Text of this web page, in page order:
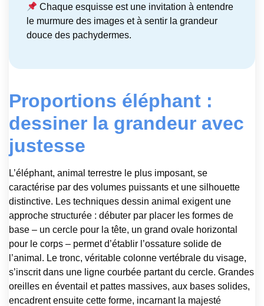
Chaque esquisse est une invitation à entendre
le murmure des images et à sentir la grandeur
douce des pachydermes.
Proportions éléphant :
dessiner la grandeur avec
justesse
L’éléphant, animal terrestre le plus imposant, se
caractérise par des volumes puissants et une silhouette
distinctive. Les techniques dessin animal exigent une
approche structurée : débuter par placer les formes de
base – un cercle pour la tête, un grand ovale horizontal
pour le corps – permet d’établir l’ossature solide de
l’animal. Le tronc, véritable colonne vertébrale du visage,
s’inscrit dans une ligne courbée partant du cercle. Grandes
oreilles en éventail et pattes massives, aux bases solides,
encadrent ensuite cette forme, incarnant la majesté